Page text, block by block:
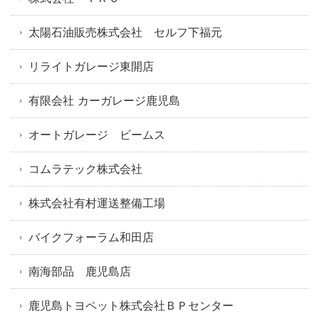
太陽石油販売株式会社 セルフ下福元
リライトガレージ東開店
有限会社 カーガレージ鹿児島
オートガレージ ビームス
コムラテック株式会社
株式会社有村運送整備工場
バイクフォーラム和田店
南海部品 鹿児島店
鹿児島トヨペット株式会社ＢＰセンター